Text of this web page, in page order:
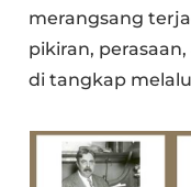
merangsang
pikiran,
di tangkap